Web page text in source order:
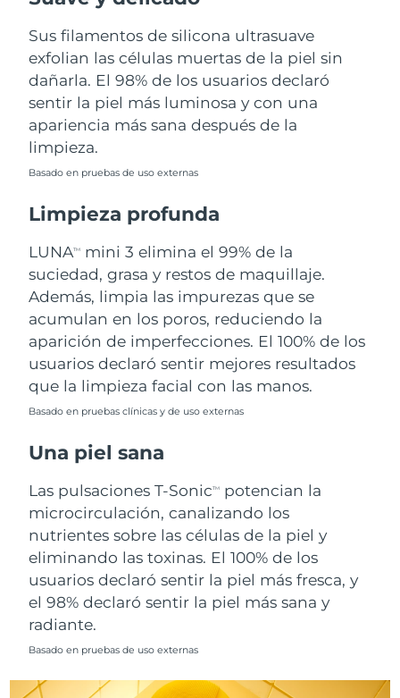
Sus filamentos de silicona ultrasuave
exfolian las células muertas de la piel sin
dañarla. El 98% de los usuarios declaró
sentir la piel más luminosa y con una
apariencia más sana después de la
limpieza.
Basado en pruebas de uso externas
Limpieza profunda
LUNATM
mini 3 elimina el 99% de la
suciedad, grasa y restos de maquillaje.
Además, limpia las impurezas que se
acumulan en los poros, reduciendo la
aparición de imperfecciones. El 100% de los
usuarios declaró sentir mejores resultados
que la limpieza facial con las manos.
Basado en pruebas clínicas y de uso externas
Una piel sana
Las pulsaciones T-SonicTM
potencian la
microcirculación, canalizando los
nutrientes sobre las células de la piel y
eliminando las toxinas. El 100% de los
usuarios declaró sentir la piel más fresca, y
el 98% declaró sentir la piel más sana y
radiante.
Basado en pruebas de uso externas
Filipinas Entrega prevista
Polonia Entrega prevista8/13/26
Portugal Entrega prevista
Catar
Reunión Entrega prevista
Rumanía
Rusia
Arabia Saudí Entrega prevista8/13/26
Singapur Entrega prevista
Eslovaquia
Eslovenia Entrega prevista
Sudáfrica Entrega prevista8/20/26
Corea del Sur Entrega prevista8/14/26
España